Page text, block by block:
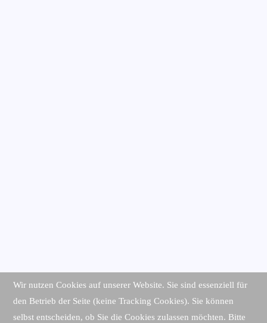
Wir nutzen Cookies auf unserer Website. Sie sind essenziell für
den Betrieb der Seite (keine Tracking Cookies). Sie können
selbst entscheiden, ob Sie die Cookies zulassen möchten. Bitte